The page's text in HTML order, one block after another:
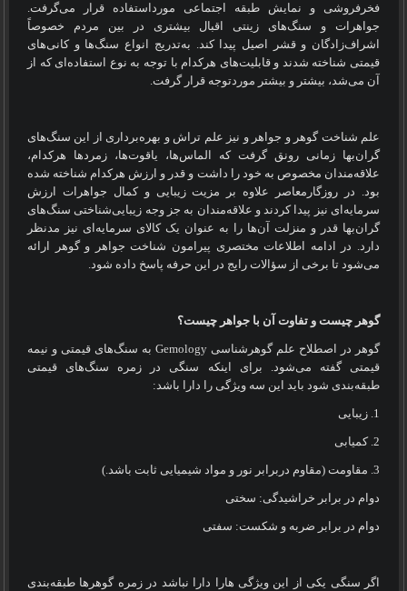
فخرفروشی و نمایش طبقه اجتماعی مورداستفاده قرار می‌گرفت.
جواهرات و سنگ‌های زینتی اقبال بیشتری در بین مردم خصوصاً
اشراف‌زادگان و قشر اصیل پیدا کند. به‌تدریج انواع سنگ‌ها و کانی‌های
قیمتی شناخته شدند و قابلیت‌های هرکدام با توجه به نوع استفاده‌ای که از
آن می‌شد، بیشتر و بیشتر موردتوجه قرار گرفت.
علم شناخت گوهر و جواهر و نیز علم تراش و بهره‌برداری از این سنگ‌های
گران‌بها زمانی رونق گرفت که الماس‌ها، یاقوت‌ها، زمردها هرکدام،
علاقه‌مندان مخصوص به خود را داشت و قدر و ارزش هرکدام شناخته شده
بود. در روزگارمعاصر علاوه بر مزیت زیبایی و کمال جواهرات ارزش
سرمایه‌ای نیز پیدا کردند و علاقه‌مندان به جز وجه زیبایی‌شناختی سنگ‌های
گران‌بها قدر و منزلت آن‌ها را به عنوان یک کالای سرمایه‌ای نیز مدنظر
دارد. در ادامه اطلاعات مختصری پیرامون شناخت جواهر و گوهر ارائه
می‌شود تا برخی از سؤالات رایج در این حرفه پاسخ داده شود.
گوهر چیست و تفاوت آن با جواهر چیست؟
گوهر در اصطلاح علم گوهرشناسی Gemology به سنگ‌های قیمتی و نیمه
قیمتی گفته می‌شود. برای اینکه سنگی در زمره سنگ‌های قیمتی
طبقه‌بندی شود باید این سه ویژگی را دارا باشد:
1. زیبایی
2. کمیابی
3. مقاومت (مقاوم دربرابر نور و مواد شیمیایی ثابت باشد.)
دوام در برابر خراشیدگی: سختی
دوام در برابر ضربه و شکست: سفتی
اگر سنگی یکی از این ویژگی هارا دارا نباشد در زمره گوهرها طبقه‌بندی